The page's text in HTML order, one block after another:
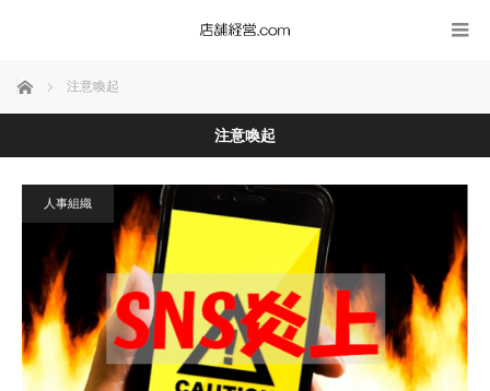
ホーム 注意喚起
注意喚起
人事組織